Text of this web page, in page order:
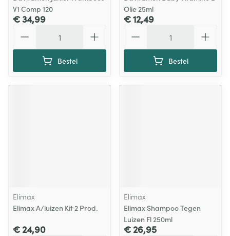
V1 Comp 120
€ 34,99
Bestel
Olie 25ml
€ 12,49
Bestel
Elimax
Elimax A/luizen Kit 2 Prod.
€ 24,90
Elimax
Elimax Shampoo Tegen
Luizen Fl 250ml
€ 26,95